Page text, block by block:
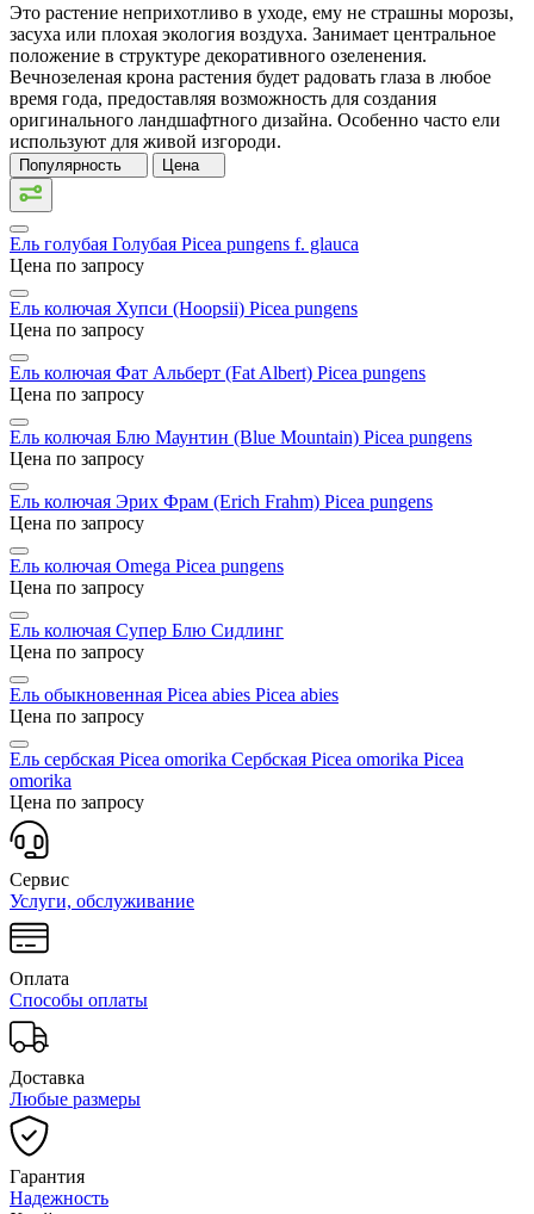
Это растение неприхотливо в уходе, ему не страшны морозы,
засуха или плохая экология воздуха. Занимает центральное
положение в структуре декоративного озеленения.
Вечнозеленая крона растения будет радовать глаза в любое
время года, предоставляя возможность для создания
оригинального ландшафтного дизайна. Особенно часто ели
используют для живой изгороди.
Популярность Цена
Ель голубая Голубая Picea pungens f. glauca
Цена по запросу
Ель колючая Хупси (Hoopsii) Picea pungens
Цена по запросу
Ель колючая Фат Альберт (Fat Albert) Picea pungens
Цена по запросу
Ель колючая Блю Маунтин (Blue Mountain) Picea pungens
Цена по запросу
Ель колючая Эрих Фрам (Erich Frahm) Picea pungens
Цена по запросу
Ель колючая Omega Picea pungens
Цена по запросу
Ель колючая Супер Блю Сидлинг
Цена по запросу
Ель обыкновенная Picea abies Picea abies
Цена по запросу
Ель сербская Picea omorika Сербская Picea omorika Picea
omorika
Цена по запросу
Сервис
Услуги, обслуживание
Оплата
Способы оплаты
Доставка
Любые размеры
Гарантия
Надежность